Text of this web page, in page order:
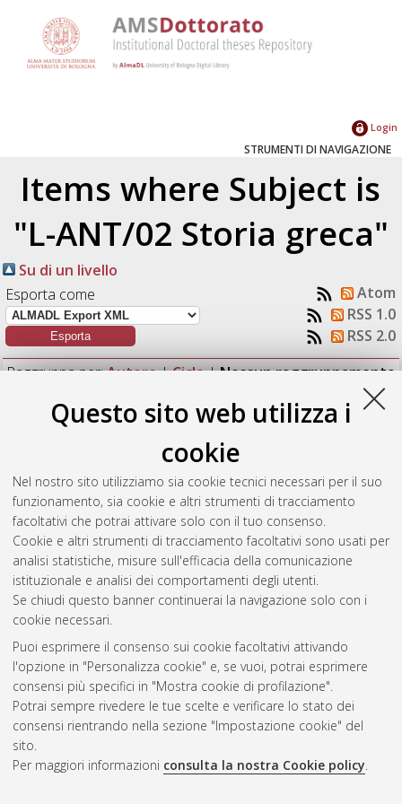
Questo sito web utilizza i
cookie
Nel nostro sito utilizziamo sia cookie tecnici necessari per il suo
funzionamento, sia cookie e altri strumenti di tracciamento
facoltativi che potrai attivare solo con il tuo consenso.
Cookie e altri strumenti di tracciamento facoltativi sono usati per
analisi statistiche, misure sull'efficacia della comunicazione
istituzionale e analisi dei comportamenti degli utenti.
Se chiudi questo banner continuerai la navigazione solo con i
cookie necessari.
Puoi esprimere il consenso sui cookie facoltativi attivando
l'opzione in "Personalizza cookie" e, se vuoi, potrai esprimere
consensi più specifici in "Mostra cookie di profilazione".
Potrai sempre rivedere le tue scelte e verificare lo stato dei
consensi rientrando nella sezione "Impostazione cookie" del
sito.
Per maggiori informazioni consulta la nostra Cookie policy.
Login
STRUMENTI DI NAVIGAZIONE
Items where Subject is
"L-ANT/02 Storia greca"
Su di un livello
Esporta come
Atom
RSS 1.0
RSS 2.0
Raggruppa per:Autore|Ciclo|Nessun raggruppamento
Numero di documenti:1.
(2017)Cleone e Nicia: due leader a
, [Dissertation thesis], Alma Mater Studiorum
Università di Bologna. Dottorato di ricerca inStoria , 28 Ciclo.
DOI 10.6092/unibo/amsdottorato/8116.
Questa lista e' stata generata ilSat Aug 8 20:35:15 2026
Atom
Rss 1.0
Rss 2.0
ISSN: 2038-7946